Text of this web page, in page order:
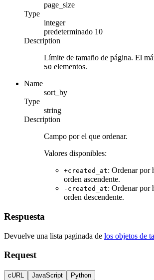
page_size
Type
integer
predeterminado 10
Description
Límite de tamaño de página. El
50 elementos.
Name
sort_by
Type
string
Description
Campo por el que ordenar.
Valores disponibles:
+created_at: Ordenar por
orden ascendente.
-created_at: Ordenar por
orden descendente.
Respuesta
Devuelve una lista paginada de los objetos de
Request
cURL JavaScript Python